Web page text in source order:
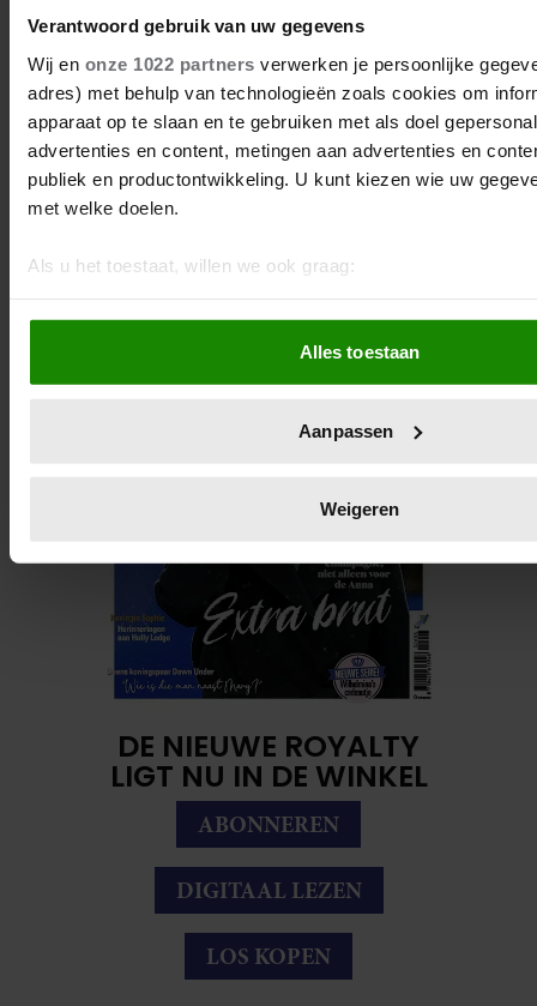
Verantwoord gebruik van uw gegevens
Wij en onze 1022 partners verwerken je persoonlijke
adres) met behulp van technologieën zoals cookies om
apparaat op te slaan en te gebruiken met als doel
advertenties en content, metingen aan advertenties en
publiek en productontwikkeling. U kunt kiezen wie uw
met welke doelen.
Als u het toestaat, willen we ook graag:
meter nauwkeurig kan zijn
Uw apparaat identificeren door het actief te scannen
eigenschappen (fingerprinting)
in. U kunt uw
functies voor social media te bieden en om ons
Ook delen we informatie over uw gebruik van onze site met
social media, adverteren en analyse. Deze partners kunnen
combineren met andere informatie die u aan ze heeft
verzameld op basis van uw gebruik van hun services. U
onze cookies als u onze website blijft gebruiken.
Alles toestaan
Aanpassen
Weigeren
DE NIEUWE ROYALTY
LIGT NU IN DE WINKEL
ABONNEREN
DIGITAAL LEZEN
LOS KOPEN